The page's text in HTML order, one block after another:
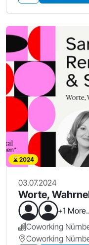
2024
03.07.2024
Worte,
+1
Coworking
Coworking